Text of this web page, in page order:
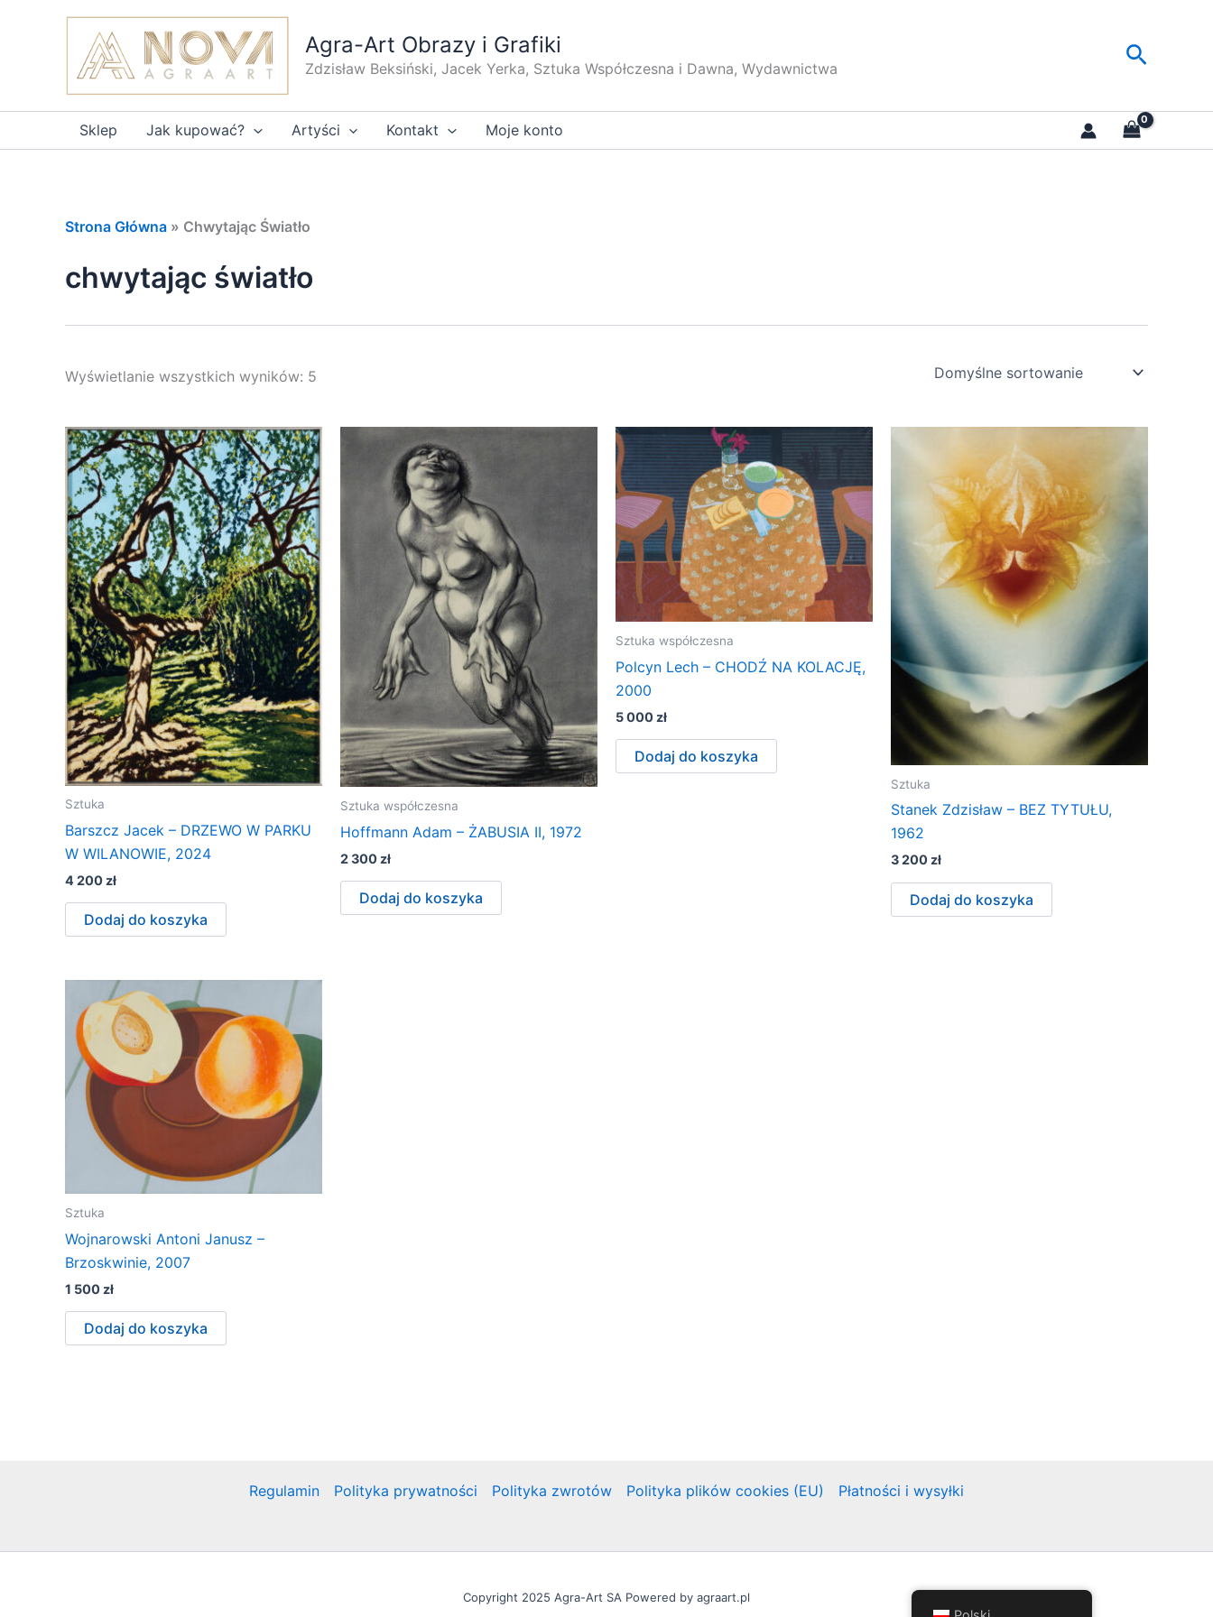
Agra-Art Obrazy i Grafiki
Zdzisław Beksiński, Jacek Yerka, Sztuka Współczesna i Dawna, Wydawnictwa
Szukaj
Sklep Jak kupować? Artyści Kontakt Moje konto
Strona Główna » Chwytając Światło
chwytając światło
Wyświetlanie wszystkich wyników: 5
Sztuka
Barszcz Jacek – DRZEWO W PARKU
W WILANOWIE, 2024
4 200 zł
Dodaj do koszyka
Sztuka współczesna
Hoffmann Adam – ŻABUSIA II, 1972
2 300 zł
Dodaj do koszyka
Sztuka współczesna
Polcyn Lech – CHODŹ NA KOLACJĘ,
2000
5 000 zł
Dodaj do koszyka
Sztuka
Stanek Zdzisław – BEZ TYTUŁU,
1962
3 200 zł
Dodaj do koszyka
Sztuka
Wojnarowski Antoni Janusz –
Brzoskwinie, 2007
1 500 zł
Dodaj do koszyka
Regulamin Polityka prywatności Polityka zwrotów Polityka plików cookies (EU) Płatności i wysyłki
Copyright 2025 Agra-Art SA Powered by agraart.pl